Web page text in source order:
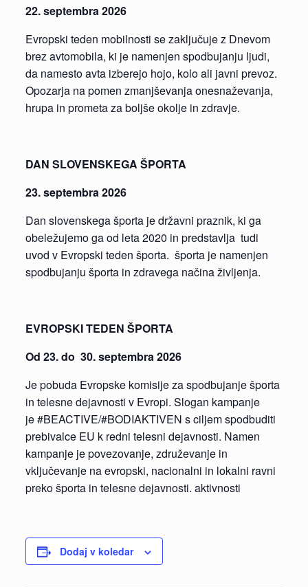
22.septembra 2026
Evropski teden mobilnosti se zaključuje z Dnevom
brez avtomobila, ki je namenjen spodbujanju ljudi,
da namesto avta izberejo hojo, kolo ali javni prevoz.
Opozarja na pomen zmanjševanja onesnaževanja,
hrupa in prometa za boljše okolje in zdravje.
DAN SLOVENSKEGA ŠPORTA
23.septembra 2026
Dan slovenskega športa je državni praznik, ki ga
obeležujemo ga od leta 2020 in predstavlja tudi
uvod v Evropski teden športa. športa je namenjen
spodbujanju športa in zdravega načina življenja.
EVROPSKI TEDEN ŠPORTA
Od 23.do 30. septembra 2026
Je pobuda Evropske komisije za spodbujanje športa
in telesne dejavnosti v Evropi. Slogan kampanje
je #BEACTIVE/#BODIAKTIVEN s ciljem spodbuditi
prebivalce EU k redni telesni dejavnosti. Namen
kampanje je povezovanje, združevanje in
vključevanje na evropski, nacionalni in lokalni ravni
preko športa in telesne dejavnosti. aktivnosti
Dodaj v koledar